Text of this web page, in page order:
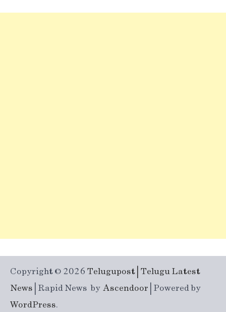
Copyright © 2026 Telugupost | Telugu Latest
News | Rapid News byAscendoor | Powered by
WordPress.